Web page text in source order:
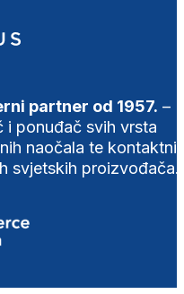
partner od 1957. –
i ponuđač svih vrsta
naočala te
svjetskih proizvođača.